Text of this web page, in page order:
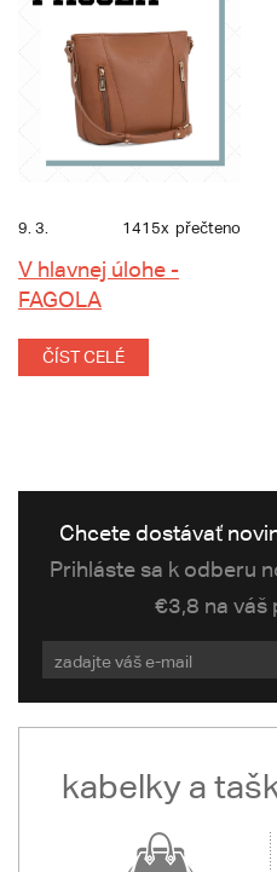
9. 3. 1415x přečteno
V hlavnej úlohe -
FAGOLA
ČÍST CELÉ
Chcete dostávať
Prihláste sa k odberu
€3,8 na váš
kabelky a